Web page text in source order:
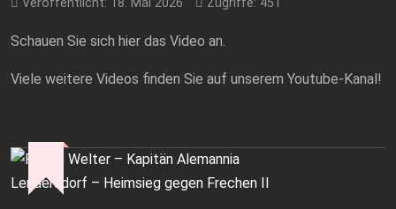
Schauen Sie sich hier das Video an.
Viele weitere Videos finden Sie auf unserem Youtube-Kanal!